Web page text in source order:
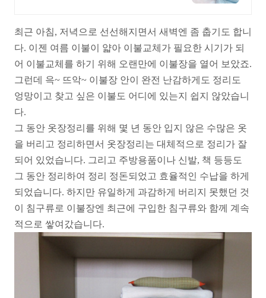
최근 아침, 저녁으로 선선해지면서 새벽엔 좀 춥기도 합니
다. 이젠 여름 이불이 얇아 이불교체가 필요한 시기가 되
어 이불교체를 하기 위해 오랜만에 이불장을 열어 보았죠.
그런데 윽~ 뜨악~ 이불장 안이 완전 난감하게도 정리도
엉망이고 찾고 싶은 이불도 어디에 있는지 쉽지 않았습니
다.
그 동안 옷장정리를 위해 몇 년 동안 입지 않은 수많은 옷
을 버리고 정리하면서 옷장정리는 대체적으로 정리가 잘
되어 있었습니다. 그리고 주방용품이나 신발, 책 등등도
그 동안 정리하여 정리 정돈되었고 효율적인 수납을 하게
되었습니다. 하지만 유일하게 과감하게 버리지 못했던 것
이 침구류로 이불장엔 최근에 구입한 침구류와 함께 계속
적으로 쌓여갔습니다.